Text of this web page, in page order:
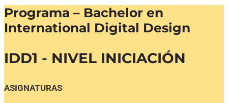
Programa – Bachelor en
International Digital Design
IDD1 - NIVEL INICIACIÓN
ASIGNATURAS